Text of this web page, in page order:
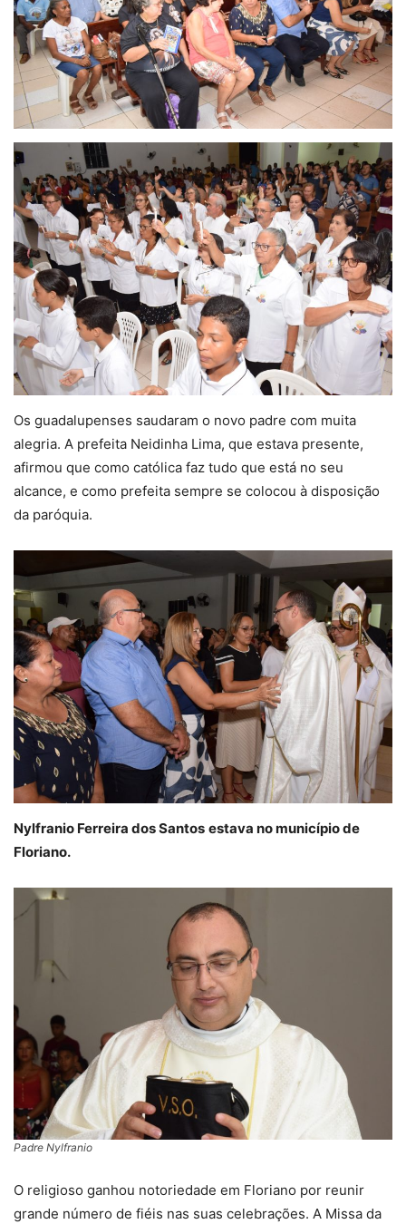
Os guadalupenses saudaram o novo padre com muita
alegria. A prefeita Neidinha Lima, que estava presente,
afirmou que como católica faz tudo que está no seu
alcance, e como prefeita sempre se colocou à disposição
da paróquia.
Nylfranio Ferreira dos Santos estava no município de
Floriano.
Padre Nylfranio
O religioso ganhou notoriedade em Floriano por reunir
grande número de fiéis nas suas celebrações. A Missa da